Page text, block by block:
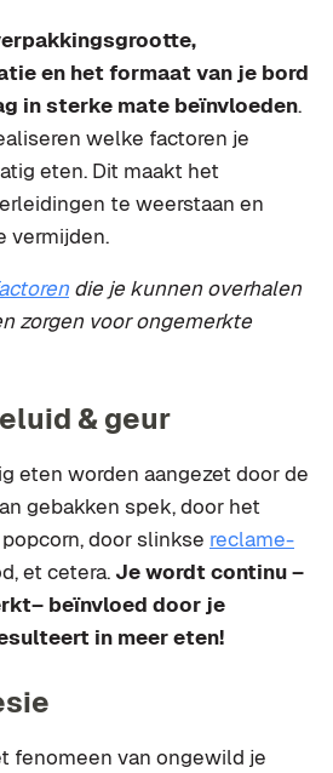
en het formaat van je bord
in sterke mate beïnvloeden.
welke factoren je
eten. Dit maakt het
te weerstaan en
vermijden.
die je kunnen overhalen
zorgen voor ongemerkte
& geur
eten worden aangezet door de
gebakken spek, door het
door slinkse reclame-
et cetera. Je wordt continu –
beïnvloed door je
in meer eten!
fenomeen van ongewild je